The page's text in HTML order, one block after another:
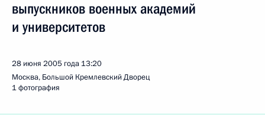
выпускников военных академий
и университетов
28 июня 2005 года 13:20
Москва, Большой Кремлевский Дворец
1 фотография